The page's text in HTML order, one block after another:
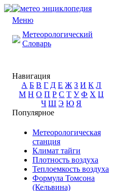
Меню
Метеорологический
Словарь
Навигация
А Б В Г Д Е Ж З И К Л
М Н О П Р С Т У Ф Х Ц
Ч Ш Э Ю Я
Популярное
Метеорологическая
станция
Климат тайги
Плотность воздуха
Теплоемкость воздуха
Формула Томсона
(Кельвина)